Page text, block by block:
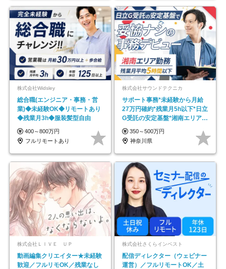
株式会社Widsley
総合職(エンジニア・事務・営
業)◆未経験OK◆リモートあり
◆残業月3h◆服装髪型自由
400～800万円
フルリモートあり
株式会社サウンドテクニカ
サポート事務*未経験から月給
27万円確約*残業月5h以下*日立
G受託の安定基盤*湘南エリア勤
務
350～500万円
神奈川県
株式会社ＬＩＶＥ ＵＰ
動画編集クリエイター★未経験
歓迎／フルリモOK／残業なし
株式会社さくらインベスト
配信ディレクター（ウェビナー
運営）／フルリモートOK／土